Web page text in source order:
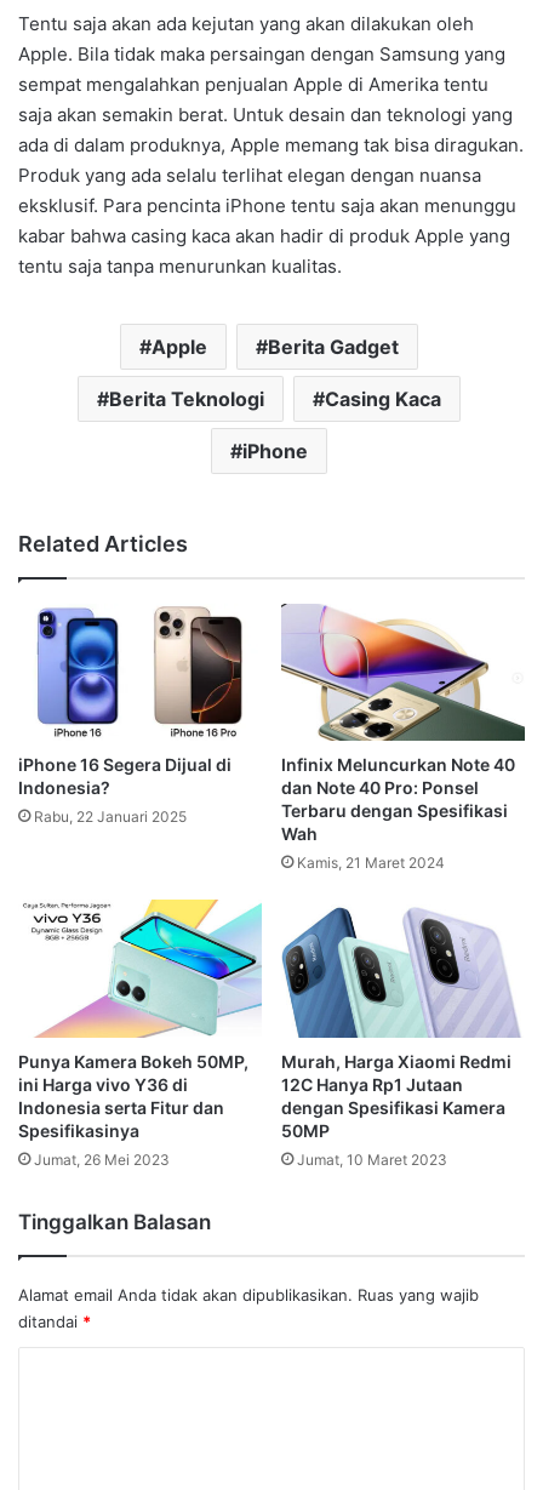
Tentu saja akan ada kejutan yang akan dilakukan oleh
Apple. Bila tidak maka persaingan dengan Samsung yang
sempat mengalahkan penjualan Apple di Amerika tentu
saja akan semakin berat. Untuk desain dan teknologi yang
ada di dalam produknya, Apple memang tak bisa diragukan.
Produk yang ada selalu terlihat elegan dengan nuansa
eksklusif. Para pencinta iPhone tentu saja akan menunggu
kabar bahwa casing kaca akan hadir di produk Apple yang
tentu saja tanpa menurunkan kualitas.
Apple Berita Gadget
Berita Teknologi Casing Kaca
iPhone
Related Articles
iPhone 16 Segera Dijual di
Indonesia?
Rabu, 22 Januari 2025
Infinix Meluncurkan Note 40
dan Note 40 Pro: Ponsel
Terbaru dengan Spesifikasi
Wah
Kamis, 21 Maret 2024
Punya Kamera Bokeh 50MP,
ini Harga vivo Y36 di
Indonesia serta Fitur dan
Spesifikasinya
Jumat, 26 Mei 2023
Murah, Harga Xiaomi Redmi
12C Hanya Rp1 Jutaan
dengan Spesifikasi Kamera
50MP
Jumat, 10 Maret 2023
Tinggalkan Balasan
Alamat email Anda tidak akan dipublikasikan. Ruas yang wajib
ditandai *